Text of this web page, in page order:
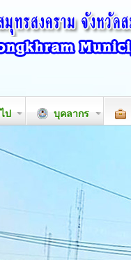
ป บุคลากร